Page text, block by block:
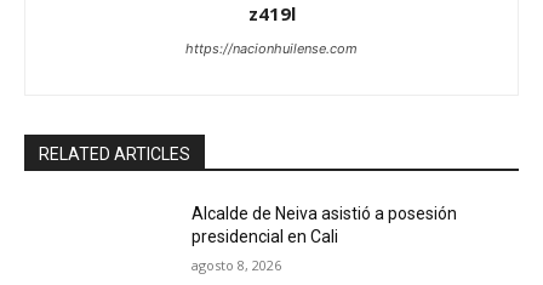
z419l
https://nacionhuilense.com
RELATED ARTICLES
Alcalde de Neiva asistió a posesión
presidencial en Cali
agosto 8, 2026